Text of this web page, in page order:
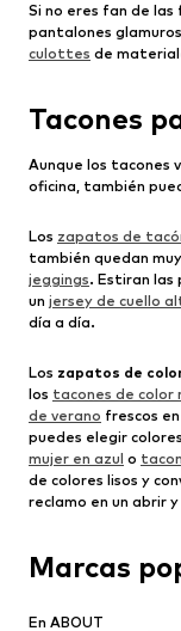
Si no eres fan de
pantalones
culottes de
Tacones
Aunque los tacones
oficina, también
Los zapatos de
también quedan
jeggings. Estiran las
un jersey de cuello
día a día.
Los zapatos de
los tacones de color
de verano frescos
puedes elegir
mujer en azul o
de colores lisos y
reclamo en un abrir
Marcas
En ABOUT